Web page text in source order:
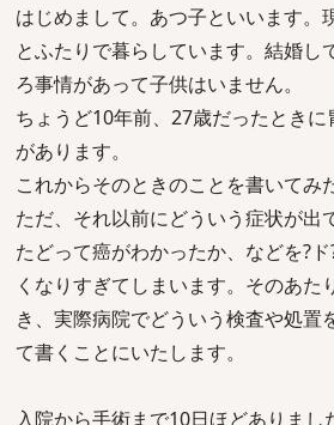
はじめまして。あつ子といいます。
とふたりで暮らしています。結婚し
ろ事情があって子供はいません。
ちょうど10年前、27歳だったときに
があります。
これからそのときのことを書いてみ
ただ、それ以前にどういう症状が出
たどって癌がわかったか、などを?
くなりすぎてしまいます。そのあた
き、実際病院でどういう検査や処置
て書くことにいたします。
入院から手術まで10日ほどありまし